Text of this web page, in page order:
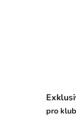
pro